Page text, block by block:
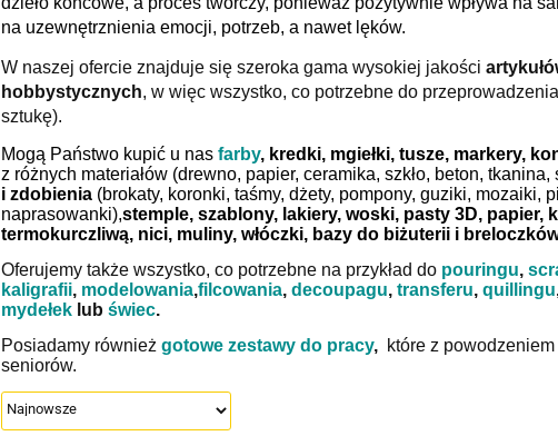
na uzewnętrznienia emocji, potrzeb, a nawet lęków.
W naszej ofercie znajduje się szeroka gama wysokiej jakości
hobbystycznych, w więc wszystko, co potrzebne do
sztukę).
Mogą Państwo kupić u nas farby, kredki, mgiełki, tusze, markery,
z różnych materiałów (drewno, papier, ceramika, szkło, beton,
i zdobienia(brokaty, koronki, taśmy, dżety, pompony, guziki, mozaiki,
naprasowanki),stemple, szablony, lakiery, woski, pasty 3D, papier,
termokurczliwą, nici, muliny, włóczki, bazy do biżuterii i
Oferujemy także wszystko, co potrzebne na przykład do pouringu,
kaligrafii, modelowania,filcowania, decoupagu,transferu, quillingu
mydełek lub świec.
Posiadamy również gotowe zestawy do pracy, które z
seniorów.